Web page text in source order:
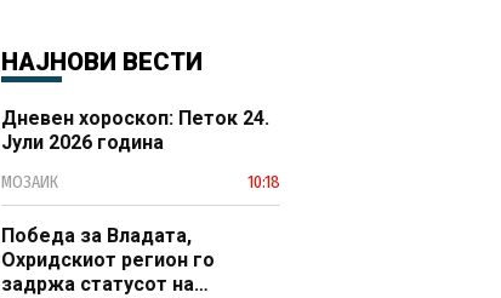
НАЈНОВИ ВЕСТИ
Дневен хороскоп: Петок 24.
Јули 2026 година
МОЗАИК 10:18
Победа за Владата,
Охридскиот регион го
задржа статусот на